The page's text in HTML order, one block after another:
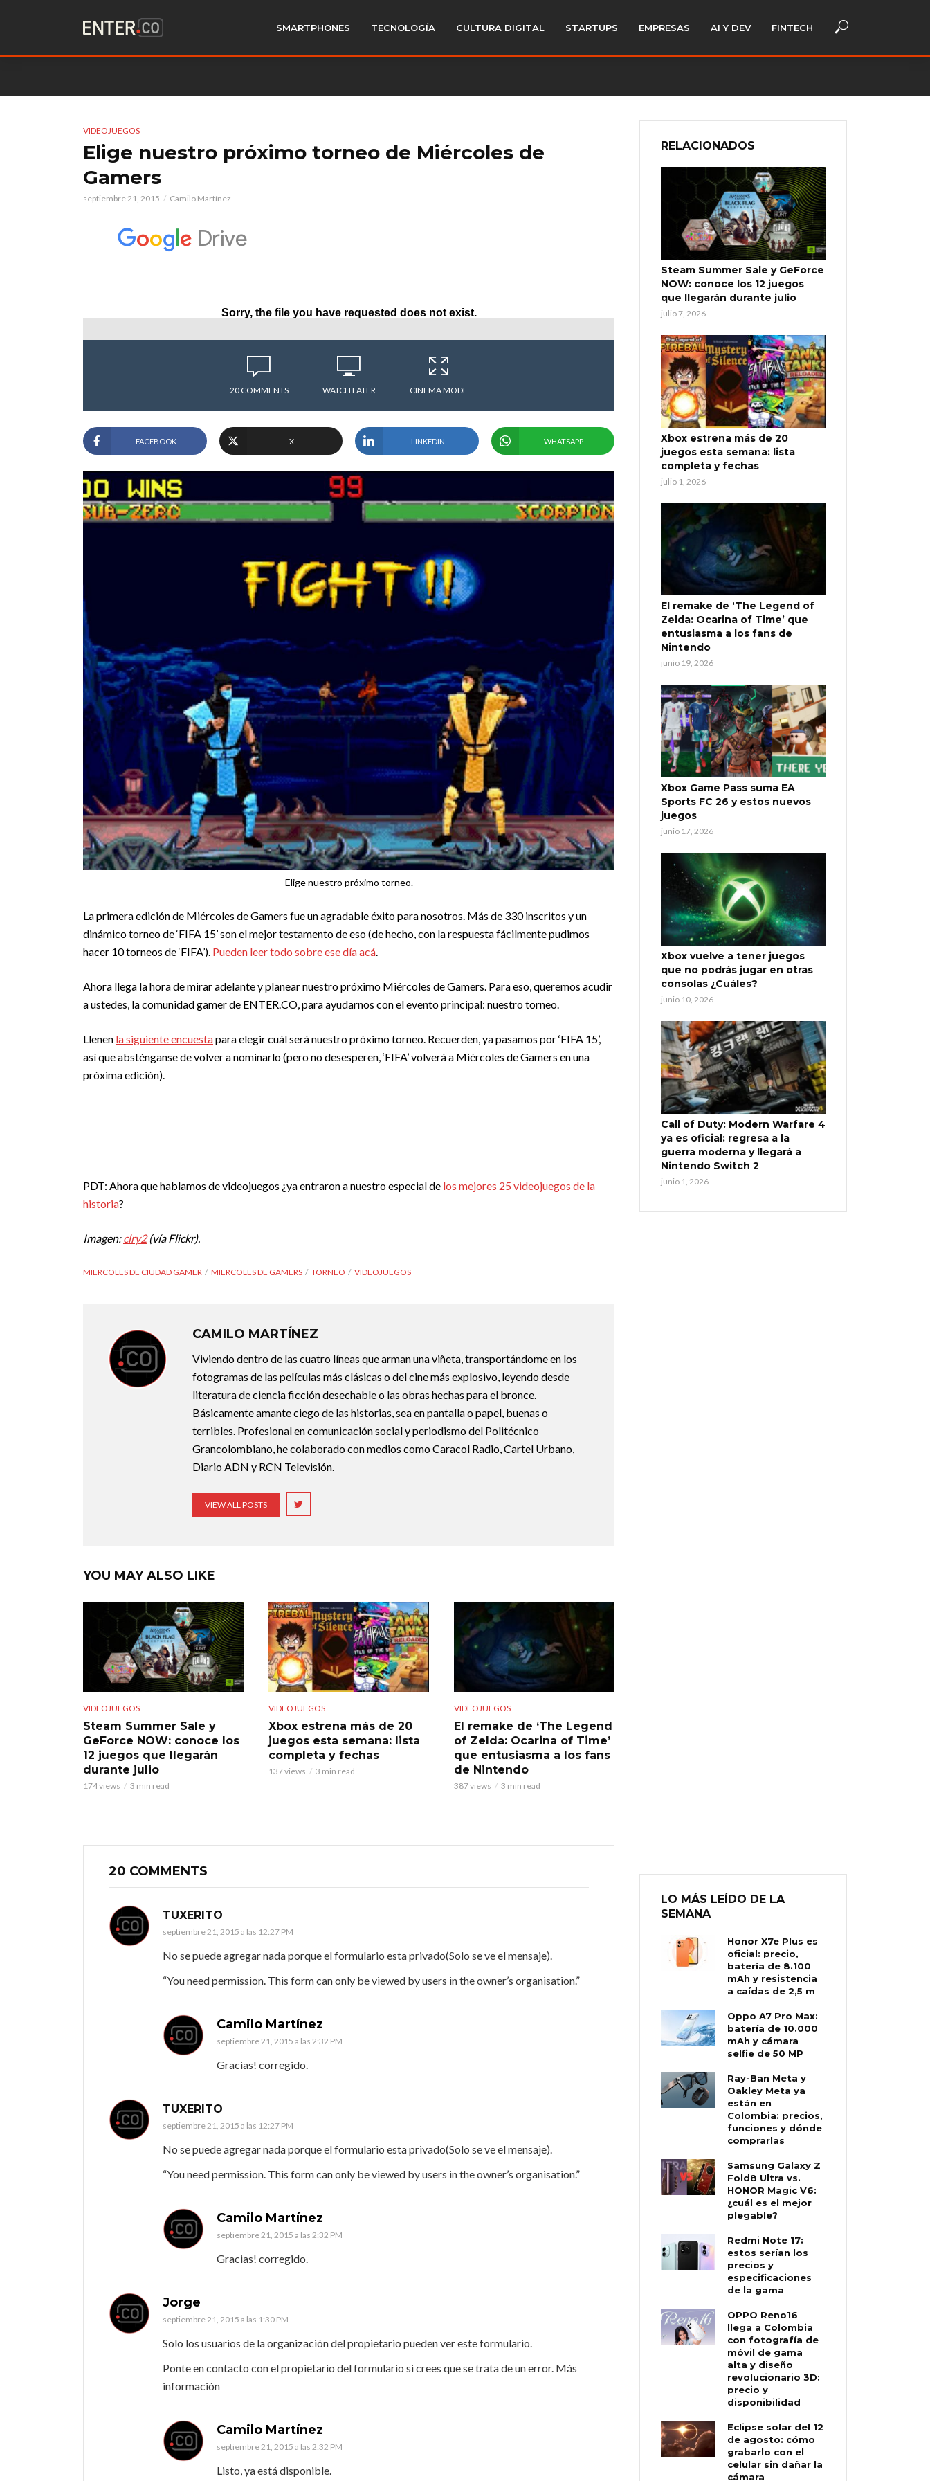
SMARTPHONES TECNOLOGÍA CULTURA DIGITAL STARTUPS EMPRESAS AI Y DEV FINTECH
VIDEOJUEGOS
Elige nuestro próximo torneo de Miércoles de
Gamers
septiembre 21, 2015 Camilo Martínez
20 COMMENTS WATCH LATER CINEMA MODE
FACEBOOK X LINKEDIN WHATSAPP
Elige nuestro próximo torneo.
La primera edición de Miércoles de Gamers fue un agradable éxito para nosotros. Más de 330 inscritos y un
dinámico torneo de ‘FIFA 15’ son el mejor testamento de eso (de hecho, con la respuesta fácilmente pudimos
hacer 10 torneos de ‘FIFA’). Pueden leer todo sobre ese día acá.
Ahora llega la hora de mirar adelante y planear nuestro próximo Miércoles de Gamers. Para eso, queremos acudir
a ustedes, la comunidad gamer de ENTER.CO, para ayudarnos con el evento principal: nuestro torneo.
Llenen la siguiente encuestapara elegir cuál será nuestro próximo torneo. Recuerden, ya pasamos por ‘FIFA 15’,
así que absténganse de volver a nominarlo (pero no desesperen, ‘FIFA’ volverá a Miércoles de Gamers en una
próxima edición).
PDT: Ahora que hablamos de videojuegos ¿ya entraron a nuestro especial de los mejores 25 videojuegos de la
historia?
Imagen:clry2(vía Flickr).
MIERCOLES DE CIUDAD GAMER MIERCOLES DE GAMERS TORNEO VIDEOJUEGOS
CAMILO MARTÍNEZ
Viviendo dentro de las cuatro líneas que arman una viñeta, transportándome en los
fotogramas de las películas más clásicas o del cine más explosivo, leyendo desde
literatura de ciencia ficción desechable o las obras hechas para el bronce.
Básicamente amante ciego de las historias, sea en pantalla o papel, buenas o
terribles. Profesional en comunicación social y periodismo del Politécnico
Grancolombiano, he colaborado con medios como Caracol Radio, Cartel Urbano,
Diario ADN y RCN Televisión.
VIEW ALL POSTS
YOU MAY ALSO LIKE
VIDEOJUEGOS
Steam Summer Sale y
GeForce NOW: conoce los
12 juegos que llegarán
durante julio
174 views 3 min read
VIDEOJUEGOS
Xbox estrena más de 20
juegos esta semana: lista
completa y fechas
137 views 3 min read
VIDEOJUEGOS
El remake de ‘The Legend
of Zelda: Ocarina of Time’
que entusiasma a los fans
de Nintendo
387 views 3 min read
20 COMMENTS
TUXERITO
septiembre 21, 2015 a las 12:27 PM
No se puede agregar nada porque el formulario esta privado(Solo se ve el mensaje).
“You need permission. This form can only be viewed by users in the owner’s organisation.”
Camilo Martínez
septiembre 21, 2015 a las 2:32 PM
Gracias! corregido.
TUXERITO
septiembre 21, 2015 a las 12:27 PM
No se puede agregar nada porque el formulario esta privado(Solo se ve el mensaje).
“You need permission. This form can only be viewed by users in the owner’s organisation.”
Camilo Martínez
septiembre 21, 2015 a las 2:32 PM
Gracias! corregido.
Jorge
septiembre 21, 2015 a las 1:30 PM
Solo los usuarios de la organización del propietario pueden ver este formulario.
Ponte en contacto con el propietario del formulario si crees que se trata de un error. Más
información
Camilo Martínez
septiembre 21, 2015 a las 2:32 PM
Listo, ya está disponible.
RELACIONADOS
Steam Summer Sale y GeForce
NOW: conoce los 12 juegos
que llegarán durante julio
julio 7, 2026
Xbox estrena más de 20
juegos esta semana: lista
completa y fechas
julio 1, 2026
El remake de ‘The Legend of
Zelda: Ocarina of Time’ que
entusiasma a los fans de
Nintendo
junio 19, 2026
Xbox Game Pass suma EA
Sports FC 26 y estos nuevos
juegos
junio 17, 2026
Xbox vuelve a tener juegos
que no podrás jugar en otras
consolas ¿Cuáles?
junio 10, 2026
Call of Duty: Modern Warfare 4
ya es oficial: regresa a la
guerra moderna y llegará a
Nintendo Switch 2
junio 1, 2026
LO MÁS LEÍDO DE LA
SEMANA
Honor X7e Plus es
oficial: precio,
batería de 8.100
mAh y resistencia
a caídas de 2,5 m
Oppo A7 Pro Max:
batería de 10.000
mAh y cámara
selfie de 50 MP
Ray-Ban Meta y
Oakley Meta ya
están en
Colombia: precios,
funciones y dónde
comprarlas
Samsung Galaxy Z
Fold8 Ultra vs.
HONOR Magic V6:
¿cuál es el mejor
plegable?
Redmi Note 17:
estos serían los
precios y
especificaciones
de la gama
OPPO Reno16
llega a Colombia
con fotografía de
móvil de gama
alta y diseño
revolucionario 3D:
precio y
disponibilidad
Eclipse solar del 12
de agosto: cómo
grabarlo con el
celular sin dañar la
cámara